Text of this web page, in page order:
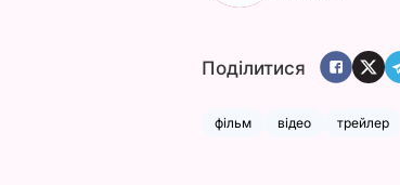
Поділитися
фільм відео трейлер